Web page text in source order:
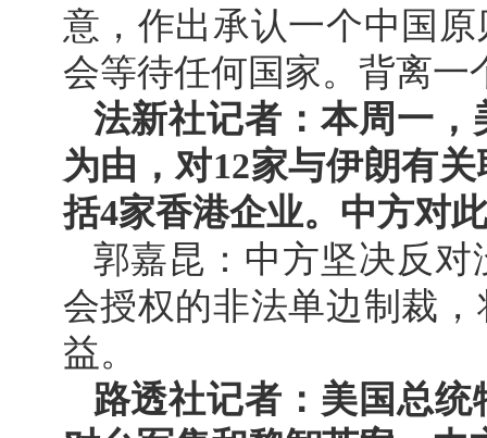
意，作出承认一个中国
会等待任何国家。背离
法新社记者：本周一
为由，对12家与伊朗有
括4家香港企业。中方对
郭嘉昆：中方坚决反
会授权的非法单边制裁
益。
路透社记者：美国总